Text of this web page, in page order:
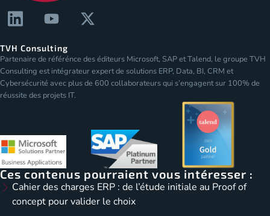
TVH Consulting
Partenaire de référénce des éditeurs Microsoft, SAP et Talend, le groupe TVH
Consulting est intégrateur expert de solutions ERP, Data, BI, CRM et
Cybersécurité avec plus de 600 collaborateurs qui s’engagent sur 100% de
réussite des projets IT.
Ces contenus pourraient vous intéresser :
Cahier des charges ERP : de l’étude initiale au Proof of
concept pour valider le choix